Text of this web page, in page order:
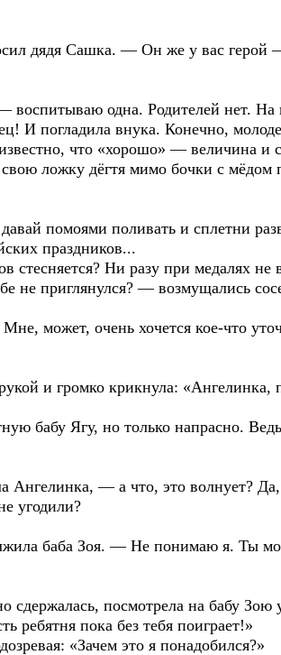
дядя Сашка. — Он же у вас герой
одна. Родителей нет. На
И погладила внука. Конечно,
что «хорошо» — величина и
ложку дёгтя мимо бочки с мёдом
помоями поливать и сплетни
праздников...
Ни разу при медалях не
не приглянулся? — возмущались
может, очень хочется кое-что
и громко крикнула: «Ангелинка,
бабу Ягу, но только напрасно. Ведь
— а что, это волнует?
угодили?
баба Зоя. — Не понимаю я. Ты
сдержалась, посмотрела на бабу Зою
ребятня пока без тебя поиграет!»
«Зачем это я понадобился?»